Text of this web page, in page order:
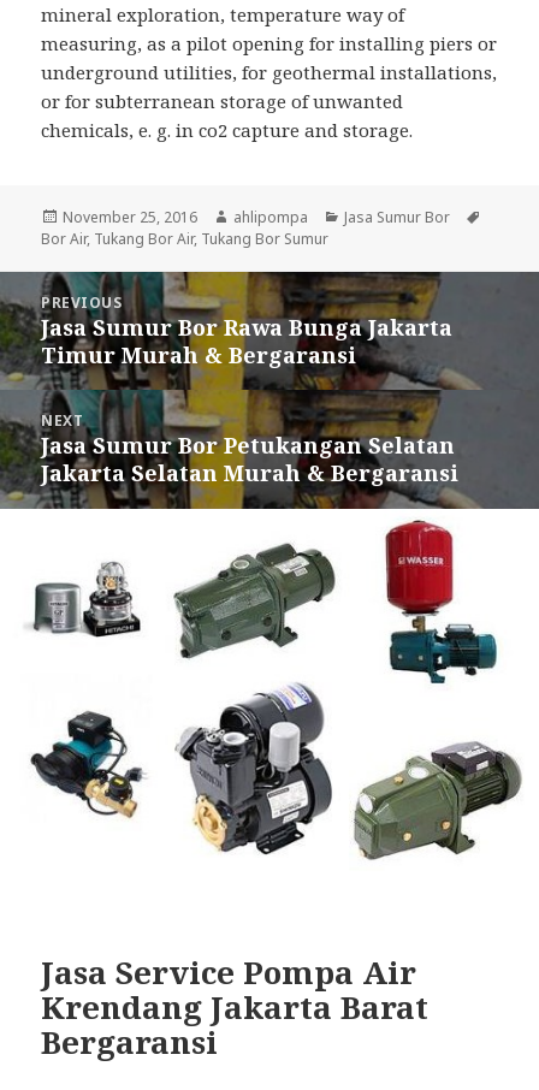
mineral exploration, temperature way of
measuring, as a pilot opening for installing piers or
underground utilities, for geothermal installations,
or for subterranean storage of unwanted
chemicals, e. g. in co2 capture and storage.
Posted
on
November 25, 2016 Author
ahlipompa Categories
Jasa Sumur Bor
Bor Air, Tukang Bor Air, Tukang Bor Sumur
Post
navigation
PREVIOUS
Previous
post:
Jasa Sumur Bor Rawa Bunga Jakarta
Timur Murah & Bergaransi
NEXT
Next
post:
Jasa Sumur Bor Petukangan Selatan
Jakarta Selatan Murah & Bergaransi
Jasa Service Pompa Air
Krendang Jakarta Barat
Bergaransi